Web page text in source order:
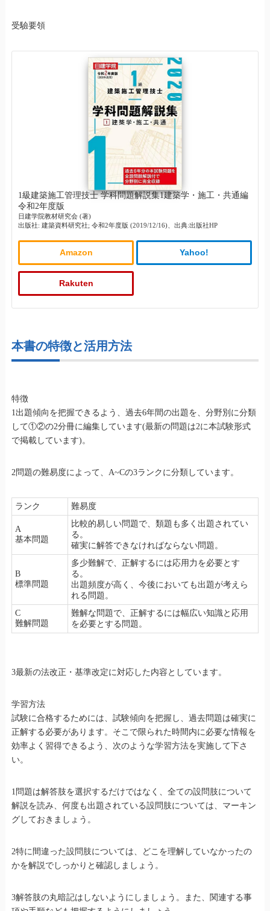
受驗要領
1級建築施工管理技士 学科問題解説集1建築学・施工・共通編
令和2年度版
日建学院教材研究会 (著)
出版社: 建築資料研究社; 令和2年度版 (2019/12/16)、出典:出版社HP
Amazon Yahoo!
Rakuten
本書の特徴と活用方法
特徴
1出題傾向を把握できるよう、過去6年間の出題を、分野別に分類
して①②の2分冊に編集しています(最新の問題は2に本試験形式
で掲載しています)。
2問題の難易度によって、A~Cの3ランクに分類しています。
ランク 難易度
A
基本問題
比較的易しい問題で、類題も多く出題されてい
る。
確実に解答できなければならない問題。
B
標準問題
多少難解で、正解するには応用力を必要とす
る。
出題頻度が高く、今後においても出題が考えら
れる問題。
C
難解問題
難解な問題で、正解するには幅広い知識と応用
を必要とする問題。
3最新の法改正・基準改定に対応した内容としています。
学習方法
試験に合格するためには、試験傾向を把握し、過去問題は確実に
正解する必要があります。そこで限られた時間内に必要な情報を
効率よく習得できるよう、次のような学習方法を実施して下さ
い。
1問題は解答肢を選択するだけではなく、全ての設問肢について
解説を読み、何度も出題されている設問肢については、マーキン
グしておきましょう。
2特に間違った設問肢については、どこを理解していなかったの
かを解説でしっかりと確認しましょう。
3解答肢の丸暗記はしないようにしましょう。また、関連する事